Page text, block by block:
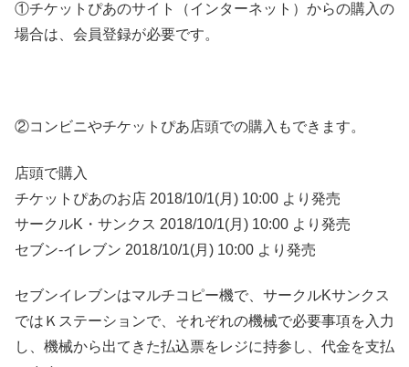
①チケットぴあのサイト（インターネット）からの購入の
場合は、会員登録が必要です。
②コンビニやチケットぴあ店頭での購入もできます。
店頭で購入
チケットぴあのお店 2018/10/1(月) 10:00 より発売
サークルK・サンクス 2018/10/1(月) 10:00 より発売
セブン-イレブン 2018/10/1(月) 10:00 より発売
セブンイレブンはマルチコピー機で、サークルKサンクス
ではＫステーションで、それぞれの機械で必要事項を入力
し、機械から出てきた払込票をレジに持参し、代金を支払